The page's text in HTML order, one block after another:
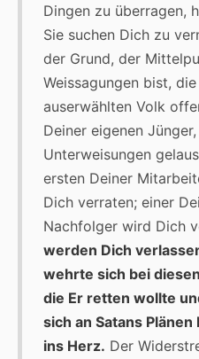
Dingen zu überragen,
Sie suchen Dich zu
der Grund, der
Weissagungen bist,
auserwählten Volk
Deiner eigenen
Unterweisungen
ersten Deiner
Dich verraten; einer
Nachfolger wird Dich
werden Dich
wehrte sich bei
die Er retten wollte
sich an Satans
ins Herz. Der